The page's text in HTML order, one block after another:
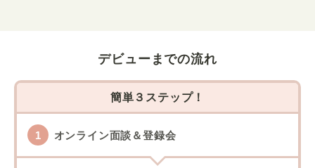
デビューまでの流れ
簡単３ステップ！
オンライン面談＆登録会